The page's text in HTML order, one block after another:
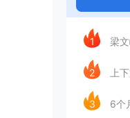
今日推荐
1 梁文
2 上下
3 6个